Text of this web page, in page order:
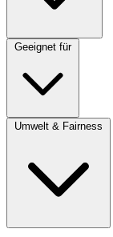
Geeignet für
Umwelt & Fairness